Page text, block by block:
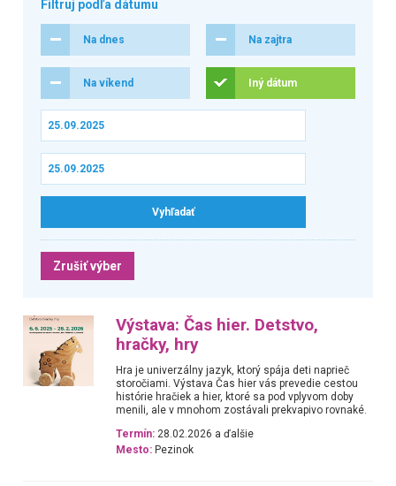
Filtruj podľa dátumu
Na dnes Na zajtra
Na víkend Iný dátum
Zrušiť výber
Výstava: Čas hier. Detstvo,
hračky, hry
Hra je univerzálny jazyk, ktorý spája deti naprieč
storočiami. Výstava Čas hier vás prevedie cestou
histórie hračiek a hier, ktoré sa pod vplyvom doby
menili, ale v mnohom zostávali prekvapivo rovnaké.
Termín: 28.02.2026 a ďalšie
Mesto: Pezinok